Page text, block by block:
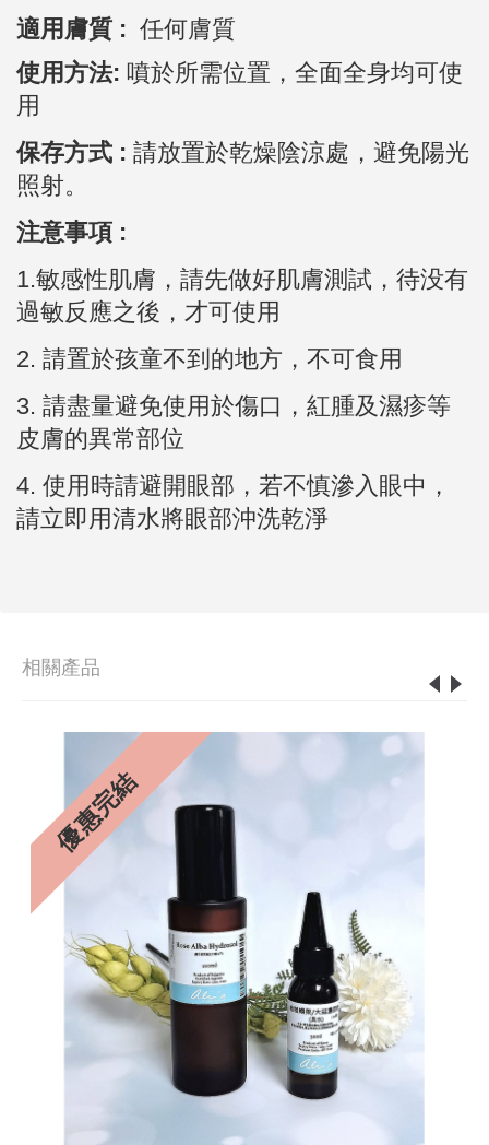
適用膚質 : 任何膚質
使用方法: 噴於所需位置，全面全身均可使
用
保存方式 : 請放置於乾燥陰涼處，避免陽光
照射。
注意事項 :
1.敏感性肌膚，請先做好肌膚測試，待没有
過敏反應之後，才可使用
2. 請置於孩童不到的地方，不可食用
3. 請盡量避免使用於傷口，紅腫及濕疹等
皮膚的異常部位
4. 使用時請避開眼部，若不慎滲入眼中，
請立即用清水將眼部沖洗乾淨
相關產品
優惠完結